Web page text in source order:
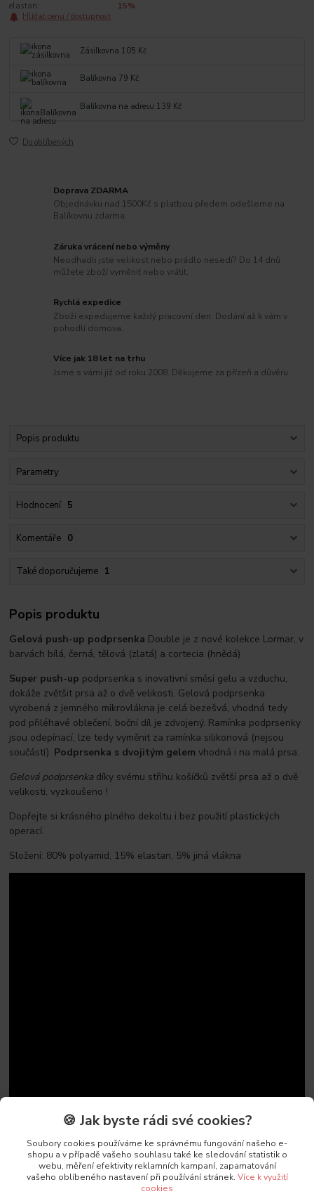
elastan:
15%
Hlídat cenu / dostupnost
Zásilkovna 105 Kč
Balíkovna 79 Kč
Balíkovna na adresu 139 Kč
Do oblíbených
Doprava ZDARMA
Objednávku nad 1500Kč s platbou předem odešleme na
Balíkovnu zdarma.
Záruka vrácení nebo výměny
Neodhadli jste velikost nebo prádlo nesedí? Do 14 dnů
můžete zboží vyměnit nebo vrátit.
Rychlá expedice
Zboží expedujeme každý pracovní den. Dodání až k vám v
pohodlí domova.
Více jak 18 let na trhu
Jsme s vámi již od roku 2008. Děkujeme za přízeň a důvěru.
Popis produktu
Parametry
Hodnocení 5
Komentáře 0
Také doporučujeme 1
Popis produktu
Gelová push-up podprsenka Double je z nové kolekce Lormar, v
barvách bílá, černá, tělová (zlatá) a cortecia (hnědá)
Super push-up podprsenka s inovativní směsí gelu a vzduchu,
dokáže zvětšit prsa až o dvě velikosti. Gelová podprsenka
vyrobená z jemného mikrovlákna je celá bezešvá, vhodná tedy
pod přiléhavé oblečení, boční díl je zdvojený. Ramínka podprsenky
jsou odepínací, lze tedy vyměnit za ramínka silikonová (nejsou
součástí). Podprsenka s dvojitým gelem vhodná i na malá prsa.
Gelová podprsenka díky svému střihu košíčků zvětší prsa až o dvě
velikosti, vyzkoušeno !
Dopřejte si krásného plného dekoltu i bez použití plastických
operací.
Složení: 80% polyamid, 15% elastan, 5% jiná vlákna
🍪 Jak byste rádi své cookies?
Soubory cookies používáme ke správnému fungování našeho e-
shopu a v případě vašeho souhlasu také ke sledování statistik o
webu, měření efektivity reklamních kampaní, zapamatování
vašeho oblíbeného nastavení při používání stránek. Více k využití
cookies